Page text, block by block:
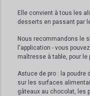
Elle convient à tous les
desserts en passant par
Nous recommandons le
l'application - vous
maîtresse à table, pour le
Astuce de pro : la
sur les surfaces
gâteaux au chocolat, les